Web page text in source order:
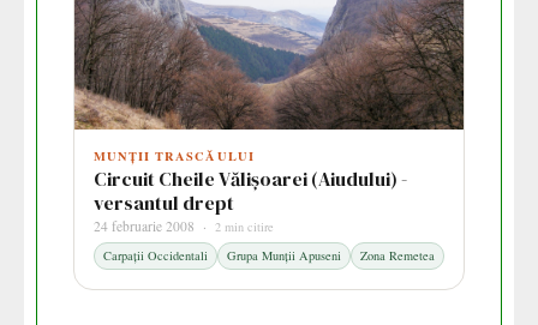
MUNȚII TRASCĂULUI
Circuit Cheile Vălișoarei (Aiudului) -
versantul drept
24 februarie 2008 · 2 min citire
Carpații Occidentali
Grupa Munții Apuseni Zona Remetea